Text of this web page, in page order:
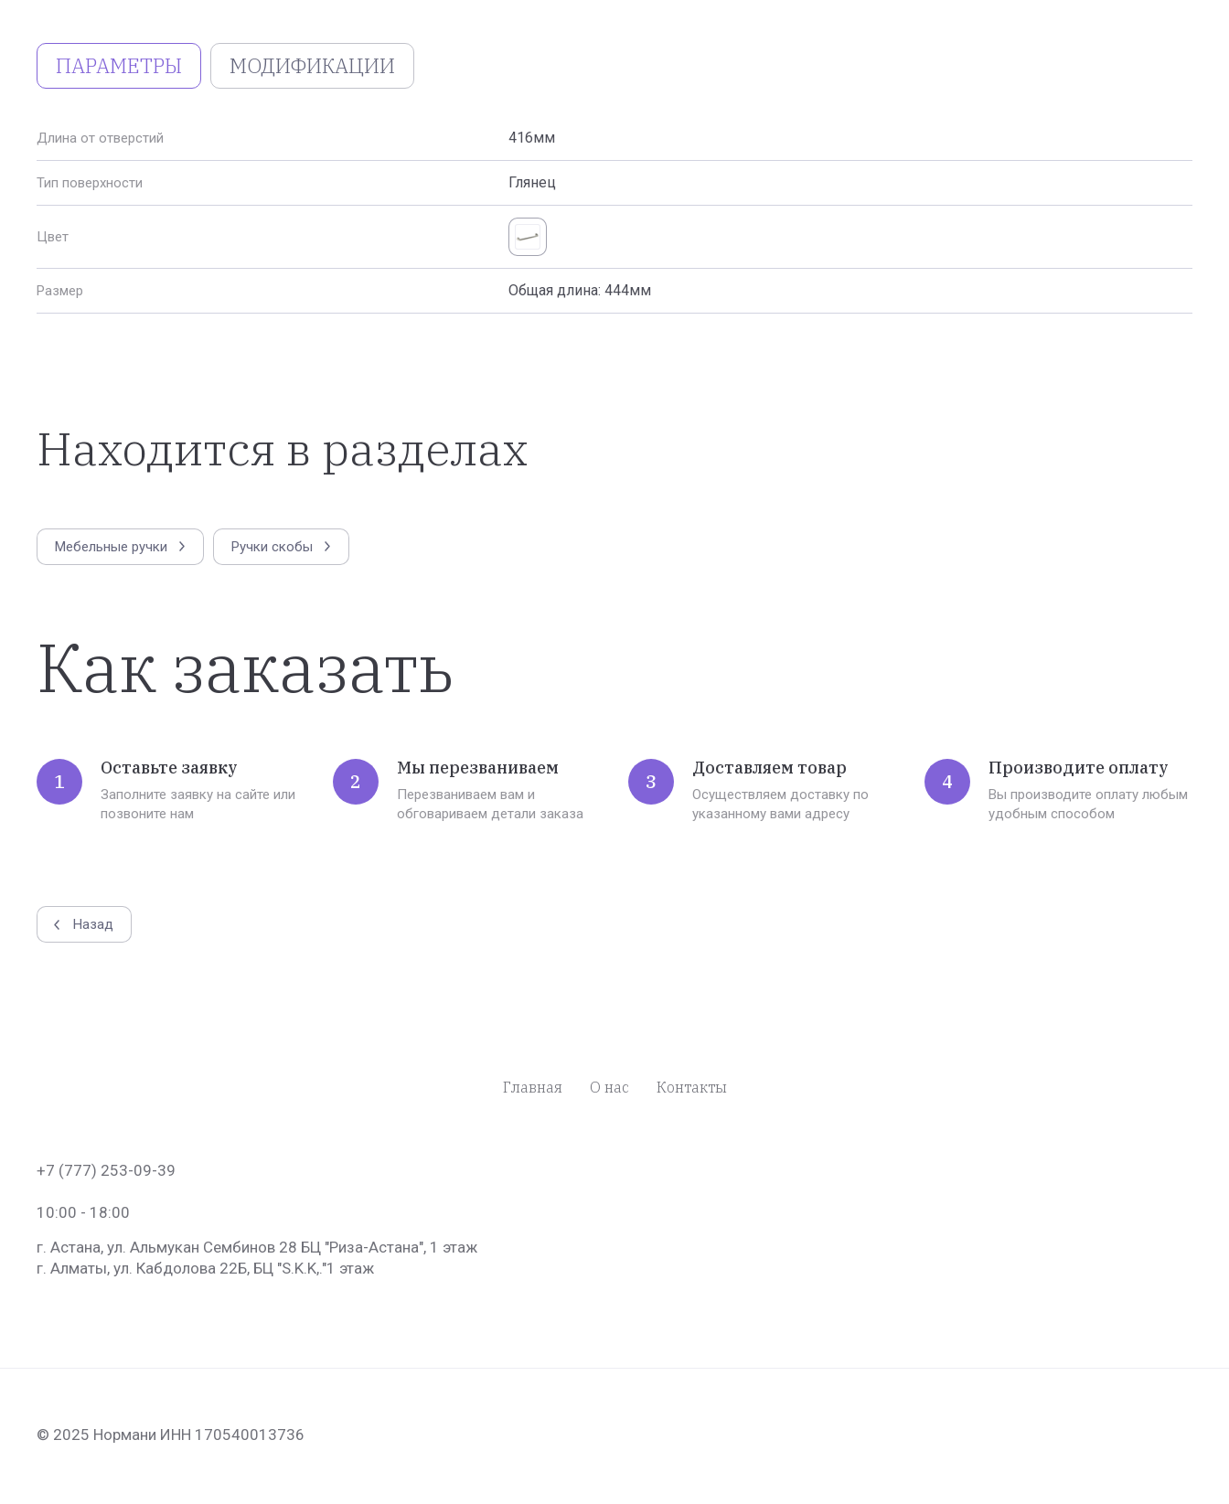
ПАРАМЕТРЫ МОДИФИКАЦИИ
Длина от отверстий 416мм
Тип поверхности Глянец
Цвет
Размер Общая длина: 444мм
Находится в разделах
Мебельные ручки Ручки скобы
Как заказать
1
Оставьте заявку
Заполните заявку на сайте или
позвоните нам
2
Мы перезваниваем
Перезваниваем вам и
обговариваем детали заказа
3
Доставляем товар
Осуществляем доставку по
указанному вами адресу
4
Производите оплату
Вы производите оплату любым
удобным способом
Назад
Главная О нас Контакты
+7 (777) 253-09-39
10:00 - 18:00
г. Астана, ул. Альмукан Сембинов 28 БЦ "Риза-Астана", 1 этаж
г. Алматы, ул. Кабдолова 22Б, БЦ "S.K.K​,."​1 этаж
© 2025 Нормани ИНН 170540013736